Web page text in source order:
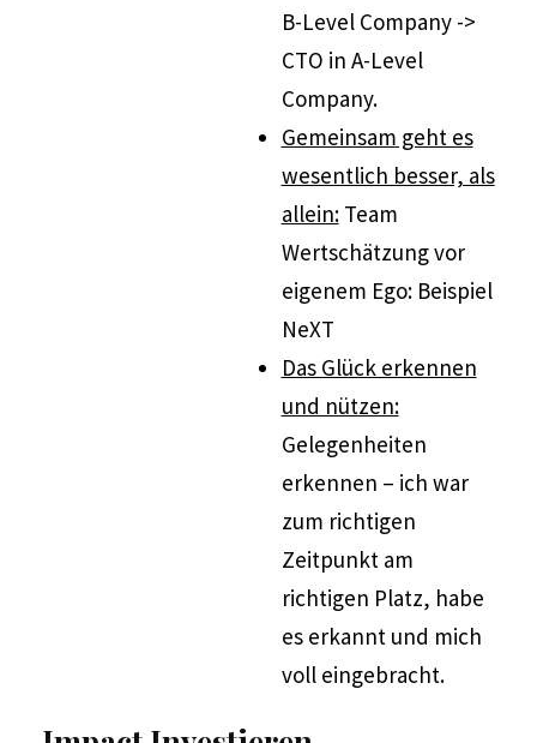
B-Level Company ->
CTO in A-Level
Company.
Gemeinsam geht es
wesentlich besser, als
allein:Team
Wertschätzung vor
eigenem Ego: Beispiel
NeXT
Das Glück erkennen
und nützen:
Gelegenheiten
erkennen – ich war
zum richtigen
Zeitpunkt am
richtigen Platz, habe
es erkannt und mich
voll eingebracht.